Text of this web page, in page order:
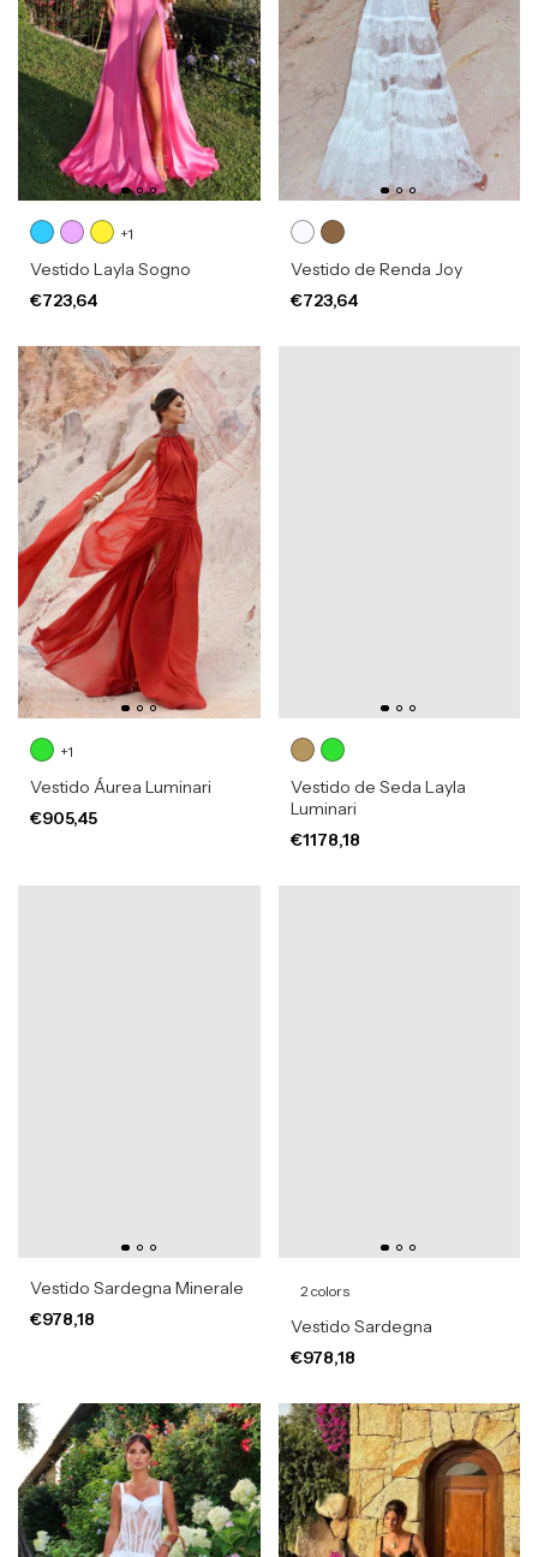
+1
Vestido Layla Sogno
€723,64
Vestido de Renda Joy
€723,64
+1
Vestido Áurea Luminari
€905,45
Vestido de Seda Layla
Luminari
€1178,18
Vestido Sardegna Minerale
€978,18
2 colors
Vestido Sardegna
€978,18